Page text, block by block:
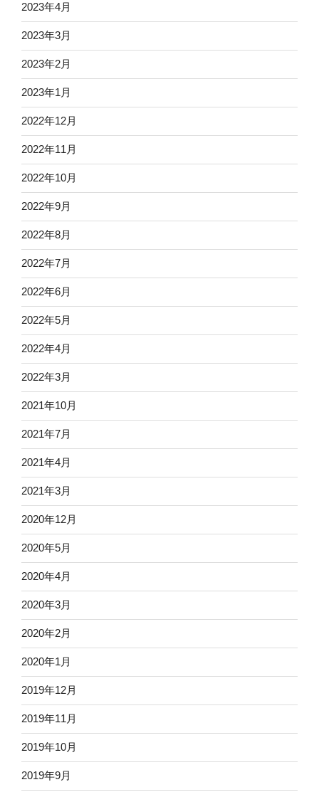
2023年4月
2023年3月
2023年2月
2023年1月
2022年12月
2022年11月
2022年10月
2022年9月
2022年8月
2022年7月
2022年6月
2022年5月
2022年4月
2022年3月
2021年10月
2021年7月
2021年4月
2021年3月
2020年12月
2020年5月
2020年4月
2020年3月
2020年2月
2020年1月
2019年12月
2019年11月
2019年10月
2019年9月